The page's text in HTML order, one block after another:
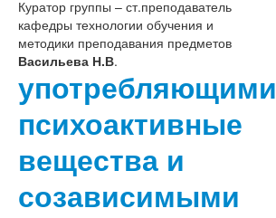
Куратор группы – ст.преподаватель
кафедры технологии обучения и
методики преподавания предметов
Васильева Н.В.
употребляющими
психоактивные
вещества и
созависимыми